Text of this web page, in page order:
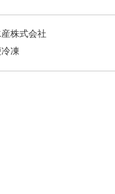
株式会社
凍